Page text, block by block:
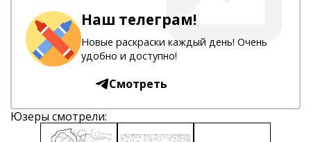
Наш телеграм!
Новые раскраски каждый день! Очень
удобно и доступно!
Смотреть
Юзеры смотрели: